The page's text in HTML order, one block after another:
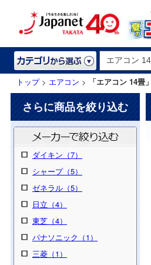
トップ> エアコン > 「エアコン 14畳」
さらに商品を絞り込む
ダイキン（7）
シャープ（5）
ゼネラル（5）
日立（4）
東芝（4）
パナソニック（1）
三菱（1）